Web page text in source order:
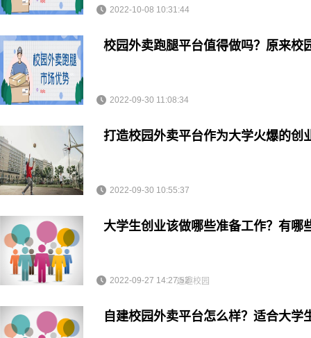
2022-10-08 10:31:44
校园外卖跑腿平台值得做吗？原来校
2022-09-30 11:08:34
打造校园外卖平台作为大学火爆的创
2022-09-30 10:55:37
大学生创业该做哪些准备工作？有哪
逐趣校园
2022-09-27 14:27:52
自建校园外卖平台怎么样？适合大学